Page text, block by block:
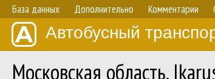
База данных Дополнительно Комментарии
Автобусный
Московская область,